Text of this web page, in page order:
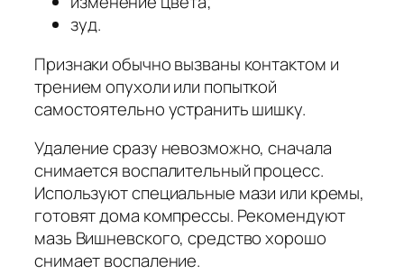
зуд.
Признаки обычно вызваны контактом и
трением опухоли или попыткой
самостоятельно устранить шишку.
Удаление сразу невозможно, сначала
снимается воспалительный процесс.
Используют специальные мази или кремы,
готовят дома компрессы. Рекомендуют
мазь Вишневского, средство хорошо
снимает воспаление.